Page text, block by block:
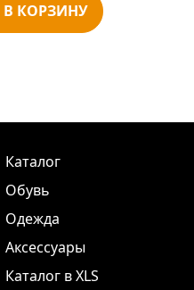
КОРЗИНУ
Каталог
Обувь
Одежда
Аксессуары
Каталог в XLS